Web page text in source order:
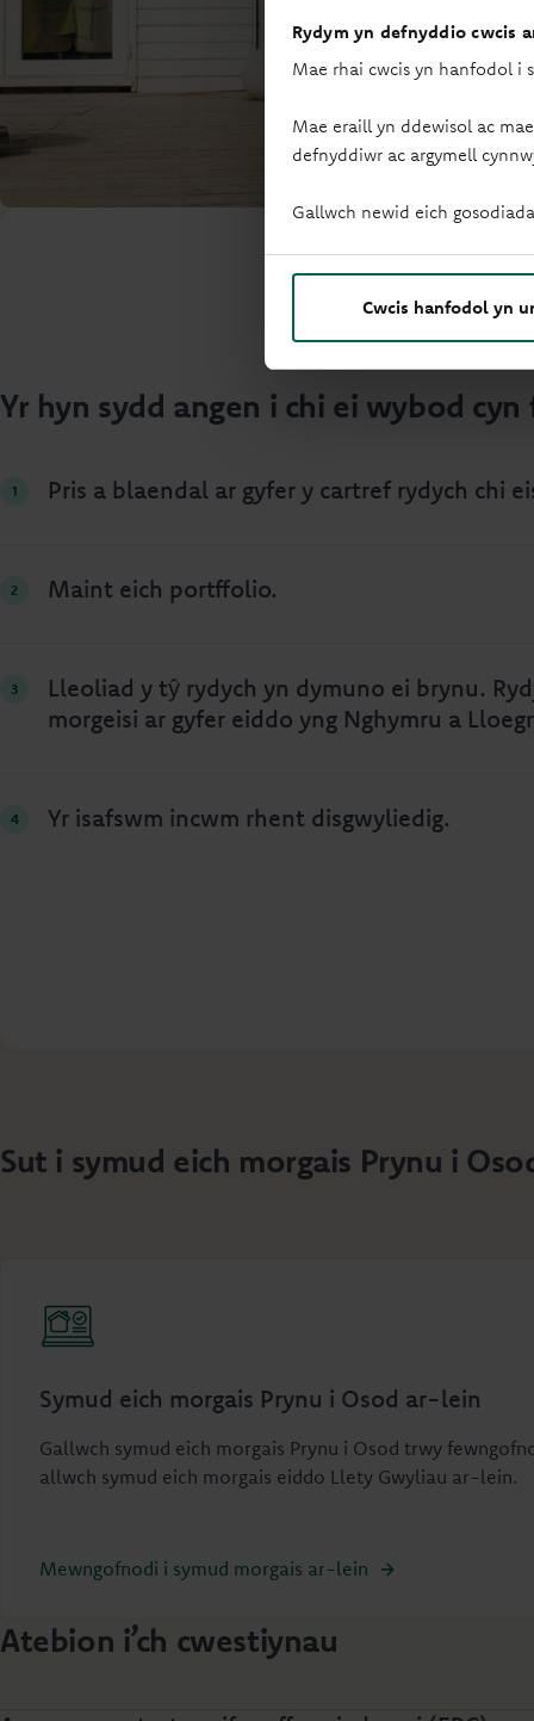
Rydym yn defnyddio cwcis
Mae rhai cwcis yn hanfodol i
Mae eraill yn ddewisol ac
defnyddiwr ac argymell
Gallwch newid eich
Cwcis hanfodol yn
Yr hyn sydd angen i chi ei wybod
Pris a blaendal ar gyfer y cartref rydych chi
Maint eich portffolio.
Lleoliad y tŷ rydych yn dymuno ei brynu.
morgeisi ar gyfer eiddo yng Nghymru a
Yr isafswm incwm rhent disgwyliedig.
Sut i symud eich morgais Prynu i
Symud eich morgais Prynu i Osod ar-lein
Gallwch symud eich morgais Prynu i Osod trwy
allwch symud eich morgais eiddo Llety Gwyliau ar-lein.
Mewngofnodi i symud morgais ar-lein
Atebion i’ch cwestiynau